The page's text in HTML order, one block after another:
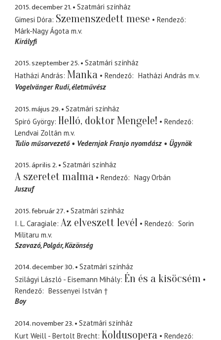
2015. december 21.
Szatmári színház
Gimesi Dóra Szemenszedett mese
Rendező
Márk-Nagy Ágota m.v.
Királyfi
2015. szeptember 25.
Szatmári színház
Hatházi András Manka Rendező Hatházi András m.v.
Vogelvänger Rudi életművész
2015. május 29.
Szatmári színház
Spiró György Helló, doktor Mengele!
Rendező
Lendvai Zoltán m.v.
Tulio műsorvezető
Vedernjak Franjo nyomdász Ügynök
2015. április 2. Szatmári színház
A szeretet malma Rendező
Nagy Orbán
Juszuf
2015. február 27.
Szatmári színház
I. L. Caragiale Az elveszett levél Rendező
Sorin
Militaru m.v.
Szavazó, Polgár, Közönség
2014. december 30.
Szatmári színház
Szilágyi László - Eisemann Mihály Én és a kisöcsém
Rendező
Bessenyei István †
Boy
2014. november 23.
Szatmári színház
Kurt Weill - Bertolt Brecht Koldusopera Rendező